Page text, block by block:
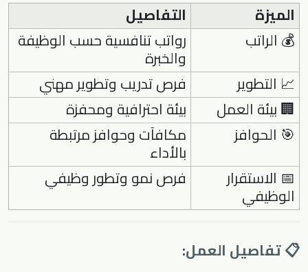
الميزة
التفاصيل
💰 الراتب
رواتب تنافسية حسب الوظيفة
والخبرة
📈 التطوير
فرص تدريب وتطوير مهني
🏢 بيئة العمل
بيئة احترافية ومحفزة
🎯 الحوافز
مكافآت وحوافز مرتبطة
بالأداء
📅 الاستقرار
الوظيفي
فرص نمو وتطور وظيفي
📋 تفاصيل العمل: